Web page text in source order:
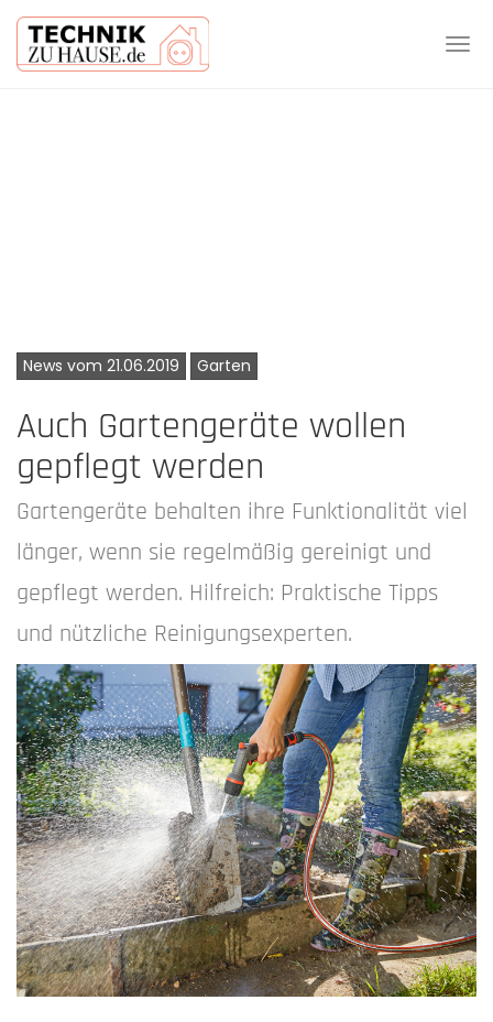
News vom 21.06.2019 Garten
Auch Gartengeräte wollen
gepflegt werden
Gartengeräte behalten ihre Funktionalität viel
länger, wenn sie regelmäßig gereinigt und
gepflegt werden. Hilfreich: Praktische Tipps
und nützliche Reinigungsexperten.